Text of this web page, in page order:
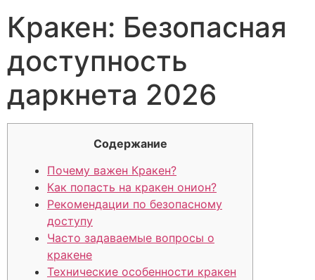
Кракен: Безопасная
доступность
даркнета 2026
Содержание
Почему важен Кракен?
Как попасть на кракен онион?
Рекомендации по безопасному
доступу
Часто задаваемые вопросы о
кракене
Технические особенности кракен